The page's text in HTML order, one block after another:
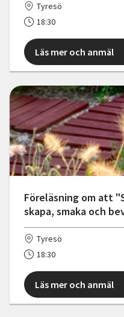
Tyresö
18:30
Läs mer och anmäl
Föreläsning om att
skapa, smaka och
Tyresö
18:30
Läs mer och anmäl